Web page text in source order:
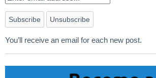
You’ll receive an email for each new post.